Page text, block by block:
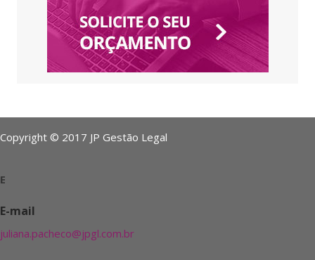
Copyright © 2017 JP Gestão Legal
E
E-mail
juliana.pacheco@jpgl.com.br